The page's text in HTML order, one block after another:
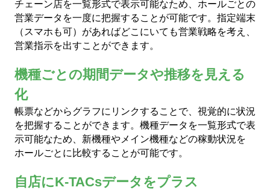
システムサポート
印刷製本機器
会社情報
株式会社北電子ホールディングス
株式会社北電子
チェーン店を一覧形式で表示可能なため、ホールごとの
営業データを一度に把握することが可能です。指定端末
（スマホも可）があればどこにいても営業戦略を考え、
営業指示を出すことができます。
機種ごとの期間データや推移を見える
化
帳票などからグラフにリンクすることで、視覚的に状況
を把握することができます。機種データを一覧形式で表
示可能なため、新機種やメイン機種などの稼動状況を
ホールごとに比較することが可能です。
自店にK-TACsデータをプラス